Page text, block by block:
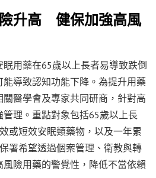
升高 健保加強高風
用藥在65歲以上長者易導致跌倒
導致認知功能下降。為提升用藥
醫學會及專家共同研商，針對高
理。重點對象包括65歲以上長
或短效安眠類藥物，以及一年累
署希望透過個案管理、衛教與轉
險用藥的警覺性，降低不當依賴